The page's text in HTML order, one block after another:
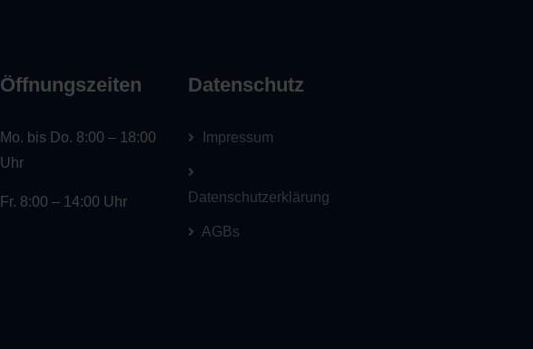
Öffnungszeiten
Mo. bis Do. 8:00 – 18:00
Uhr
Fr. 8:00 – 14:00 Uhr
Datenschutz
Impressum
Datenschutzerklärung
AGBs